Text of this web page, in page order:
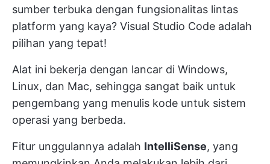
sumber terbuka dengan fungsionalitas lintas
platform yang kaya? Visual Studio Code adalah
pilihan yang tepat!
Alat ini bekerja dengan lancar di Windows,
Linux, dan Mac, sehingga sangat baik untuk
pengembang yang menulis kode untuk sistem
operasi yang berbeda.
Fitur unggulannya adalah IntelliSense, yang